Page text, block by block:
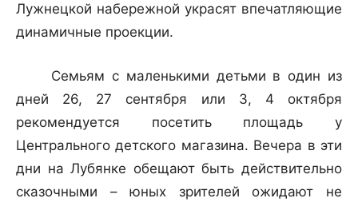
Лужнецкой набережной украсят впечатляющие
динамичные проекции.
Семьям с маленькими детьми в один из
дней 26, 27 сентября или 3, 4 октября
рекомендуется посетить площадь у
Центрального детского магазина. Вечера в эти
дни на Лубянке обещают быть действительно
сказочными – юных зрителей ожидают не